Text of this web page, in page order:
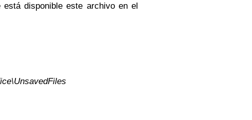
está disponible este archivo en el